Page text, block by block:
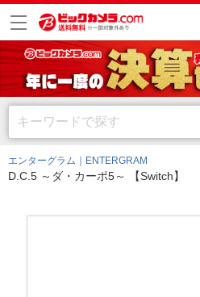
エンターグラム｜ENTERGRAM
D.C.5 ～ダ・カーポ5～ 【Switch】